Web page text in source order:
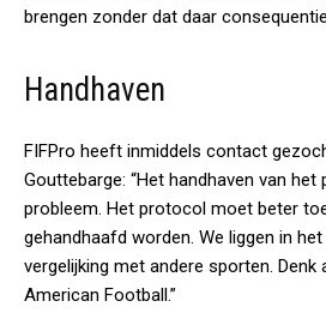
brengen zonder dat daar
Handhaven
FIFPro heeft inmiddels contact
Gouttebarge: “Het handhaven van
probleem. Het protocol moet beter
gehandhaafd worden. We liggen in
vergelijking met andere sporten. Denk
American Football.”